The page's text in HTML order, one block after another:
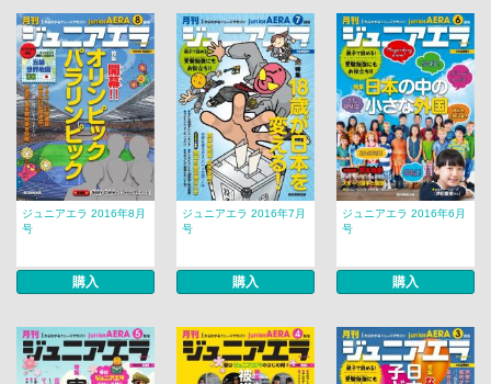
ジュニアエラ 2016年8月
号
購入
ジュニアエラ 2016年7月
号
購入
ジュニアエラ 2016年6月
号
購入